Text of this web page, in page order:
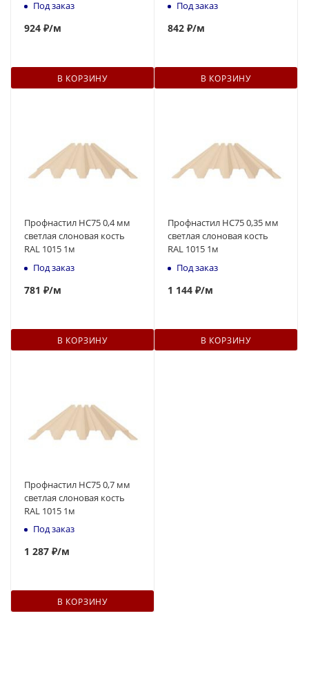
Под заказ
924 ₽/м
В КОРЗИНУ
Под заказ
842 ₽/м
В КОРЗИНУ
Профнастил НС75 0,4 мм
светлая слоновая кость
RAL 1015 1м
Под заказ
781 ₽/м
В КОРЗИНУ
Профнастил НС75 0,35 мм
светлая слоновая кость
RAL 1015 1м
Под заказ
1 144 ₽/м
В КОРЗИНУ
Профнастил НС75 0,7 мм
светлая слоновая кость
RAL 1015 1м
Под заказ
1 287 ₽/м
В КОРЗИНУ